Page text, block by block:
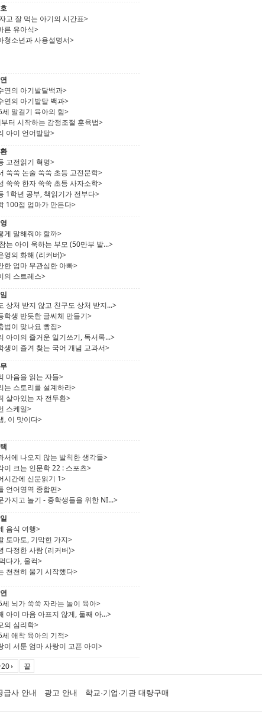
고 잘 먹는 아기의 시간표>
른 유아식>
청소년과 사용설명서>
연의 아기발달백과>
연의 아기발달 백과>
세 말걸기 육아의 힘>
터 시작하는 감정조절 훈육법>
아이 언어발달>
고전읽기 혁명>
쑥쑥 논술 쑥쑥 초등 고전문학>
쑥쑥 한자 쑥쑥 초등 사자소학>
1학년 공부, 책읽기가 전부다>
100점 엄마가 만든다>
게 말해줘야 할까>
는 아이 욱하는 부모 (50만부 발...>
영의 화해 (리커버)>
한 엄마 무관심한 아빠>
의 스트레스>
상처 받지 않고 친구도 상처 받지...>
학생 반듯한 글씨체 만들기>
법이 맞나요 빵집>
아이의 즐거운 일기쓰기, 독서록...>
생이 즐겨 찾는 국어 개념 교과서>
마음을 읽는 자들>
는 스토리를 설계하라>
살아있는 자 전두환>
스케일>
, 이 맛이다>
서에 나오지 않는 발칙한 생각들>
이 크는 인문학 22 : 스포츠>
시간에 신문읽기 1>
언어영역 종합편>
가지고 놀기 - 중학생들을 위한 NI...>
음식 여행>
토마토, 기막힌 가지>
다정한 사람 (리커버)>
다가, 울컥>
천천히 울기 시작했다>
세 뇌가 쑥쑥 자라는 놀이 육아>
아이 마음 아프지 않게, 둘째 아...>
의 심리학>
세 애착 육아의 기적>
이 서툰 엄마 사랑이 고픈 아이>
끝
급사 안내 광고 안내 학교·기업·기관 대량구매